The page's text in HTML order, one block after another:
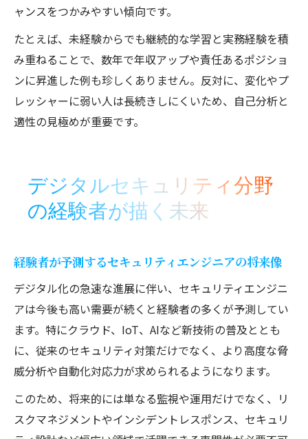
ャンスをつかみやすい傾向です。
たとえば、未経験からでも継続的な学習と実務経験を積
み重ねることで、数年で年収アップや責任あるポジショ
ンに昇進した例も珍しくありません。反対に、変化やプ
レッシャーに弱い人は長続きしにくいため、自己分析と
適性の見極めが重要です。
デジタルセキュリティ分野
の経験者が描く未来
経験者が予測するセキュリティエンジニアの将来像
デジタル化の急速な進展に伴い、セキュリティエンジニ
アは今後も高い需要が続くと経験者の多くが予測してい
ます。特にクラウド、IoT、AIなど新技術の普及ととも
に、従来のセキュリティ対策だけでなく、より高度な脅
威分析や自動化対応力が求められるようになります。
このため、将来的には単なる監視や運用だけでなく、リ
スクマネジメントやインシデントレスポンス、セキュリ